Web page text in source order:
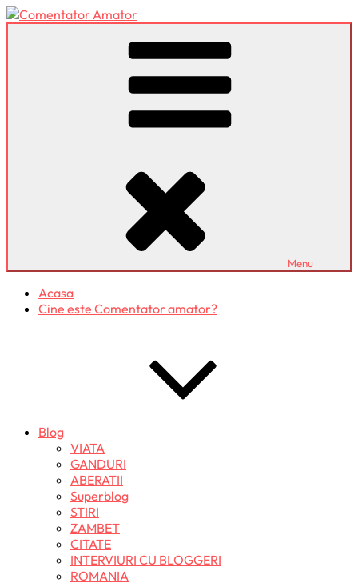
Skip
Menu
Acasa
Cine este Comentator amator?
Blog
VIATA
GANDURI
ABERATII
Superblog
STIRI
ZAMBET
CITATE
INTERVIURI CU BLOGGERI
ROMANIA